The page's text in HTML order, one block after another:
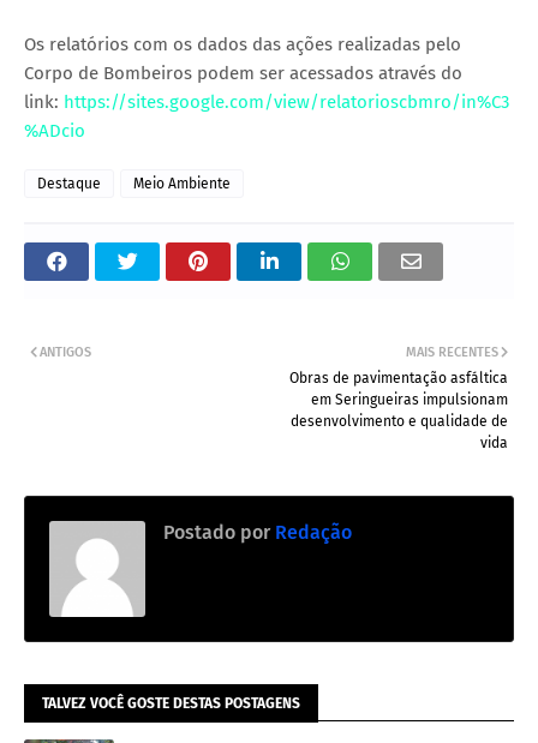
Os relatórios com os dados das ações realizadas pelo
Corpo de Bombeiros podem ser acessados através do
link: https://sites.google.com/view/relatorioscbmro/in%C3
%ADcio
Destaque Meio Ambiente
MAIS RECENTES
Obras de pavimentação asfáltica
em Seringueiras impulsionam
desenvolvimento e qualidade de
vida
ANTIGOS
Postado por Redação
TALVEZ VOCÊ GOSTE DESTAS POSTAGENS